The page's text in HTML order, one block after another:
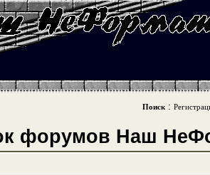
Поиск :
форумов Наш